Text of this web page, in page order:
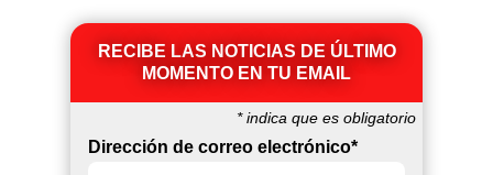
RECIBE LAS NOTICIAS DE ÚLTIMO
MOMENTO EN TU EMAIL
*indica que es obligatorio
Dirección de correo electrónico*